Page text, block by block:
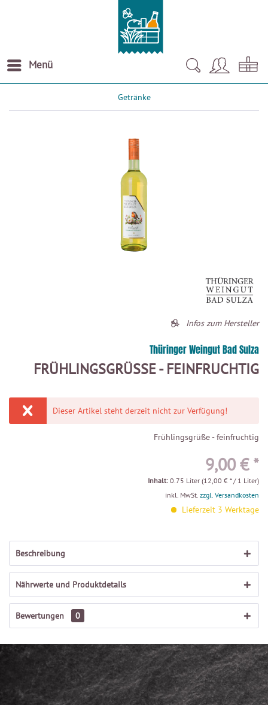
Menü
Getränke
Infos zum Hersteller
Thüringer Weingut Bad Sulza
FRÜHLINGSGRÜSSE - FEINFRUCHTIG
Dieser Artikel steht derzeit nicht zur Verfügung!
Frühlingsgrüße - feinfruchtig
9,00 € *
Inhalt: 0.75 Liter (12,00 € * / 1 Liter)
inkl. MwSt. zzgl. Versandkosten
Lieferzeit 3 Werktage
Beschreibung
Nährwerte und Produktdetails
Bewertungen 0